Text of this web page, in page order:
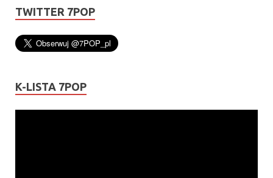
TWITTER 7POP
K-LISTA 7POP